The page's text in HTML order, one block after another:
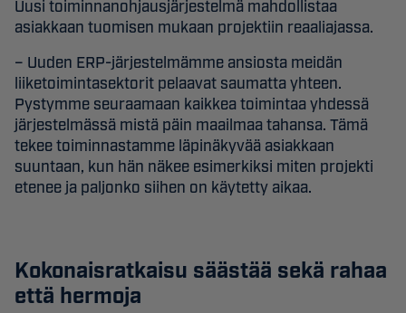
Uusi toiminnanohjausjärjestelmä mahdollistaa
asiakkaan tuomisen mukaan projektiin reaaliajassa.
– Uuden ERP-järjestelmämme ansiosta meidän
liiketoimintasektorit pelaavat saumatta yhteen.
Pystymme seuraamaan kaikkea toimintaa yhdessä
järjestelmässä mistä päin maailmaa tahansa. Tämä
tekee toiminnastamme läpinäkyvää asiakkaan
suuntaan, kun hän näkee esimerkiksi miten projekti
etenee ja paljonko siihen on käytetty aikaa.
Kokonaisratkaisu säästää sekä rahaa
että hermoja